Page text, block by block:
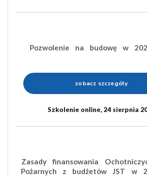
Pozwolenie na budowę w
zobacz szczegóły
Szkolenie online, 24 sierpnia
Zasady finansowania
Pożarnych z budżetów JST w